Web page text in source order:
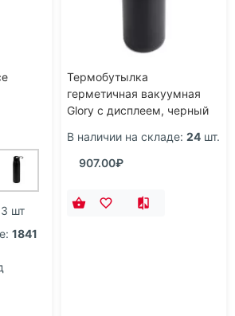
шт
1841
Термобутылка
герметичная вакуумная
Glory с дисплеем, черный
В наличии на складе: 24 шт.
907.00₽